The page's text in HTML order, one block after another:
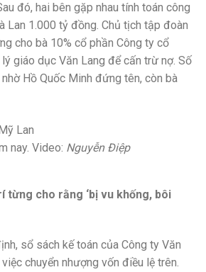
đó, hai bên gặp nhau tính toán công
Lan 1.000 tỷ đồng. Chủ tịch tập đoàn
cho bà 10% cổ phần Công ty cổ
giáo dục Văn Lang để cấn trừ nợ. Số
Hồ Quốc Minh đứng tên, còn bà
nay. Video: Nguyễn Điệp
từng cho rằng ‘bị vu khống, bôi
sổ sách kế toán của Công ty Văn
chuyển nhượng vốn điều lệ trên.